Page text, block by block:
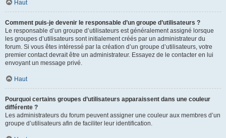
Haut
Comment puis-je devenir le responsable d’un groupe d’utilisateurs ?
Le responsable d’un groupe d’utilisateurs est généralement assigné lorsque
les groupes d’utilisateurs sont initialement créés par un administrateur du
forum. Si vous êtes intéressé par la création d’un groupe d’utilisateurs, votre
premier contact devrait être un administrateur. Essayez de le contacter en lui
envoyant un message privé.
Haut
Pourquoi certains groupes d’utilisateurs apparaissent dans une couleur
différente ?
Les administrateurs du forum peuvent assigner une couleur aux membres d’un
groupe d’utilisateurs afin de faciliter leur identification.